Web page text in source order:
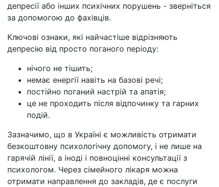
депресії або інших психічних порушень - зверніться
за допомогою до фахівців.
Ключові ознаки, які найчастіше відрізняють
депресію від просто поганого періоду:
нічого не тішить;
немає енергії навіть на базові речі;
постійно поганий настрій та апатія;
це не проходить після відпочинку та гарних
подій.
Зазначимо, що в Україні є можливість отримати
безкоштовну психологічну допомогу, і не лише на
гарячій лінії, а іноді і повноцінні консультації з
психологом. Через сімейного лікаря можна
отримати направлення до закладів, де є послуги